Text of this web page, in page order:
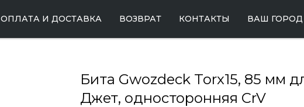
ОПЛАТА И ДОСТАВКА ВОЗВРАТ КОНТАКТЫ ВАШ ГОРОД
Бита Gwozdeck Torx15, 85 мм
Джет, односторонняя CrV